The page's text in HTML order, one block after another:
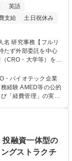
英語
支給 土日祝休み
CRO・大学等）をつ
務全般をお任せしま
書、試験関連資料、
ムライン・予算執行
・バイオテック企業
経験 AMED等の公的
「経費管理」の実務
短勤務など個々のラ
や介護との両立も応
資格：
投融資一体型の
グストラクチ